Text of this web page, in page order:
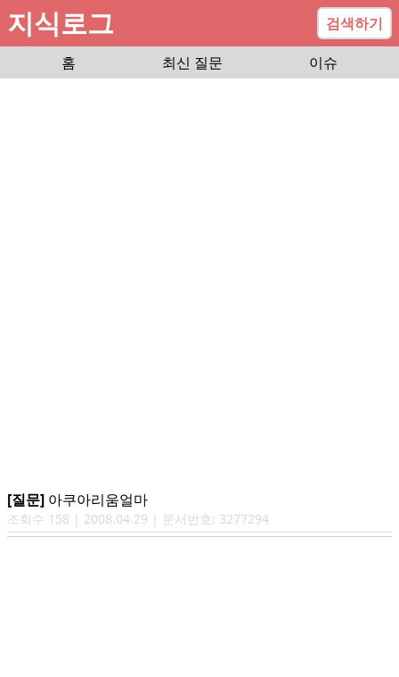
지식로그
검색하기
홈
최신 질문 이슈
[질문] 아쿠아리움얼마
조회수 158 | 2008.04.29 | 문서번호: 3277294